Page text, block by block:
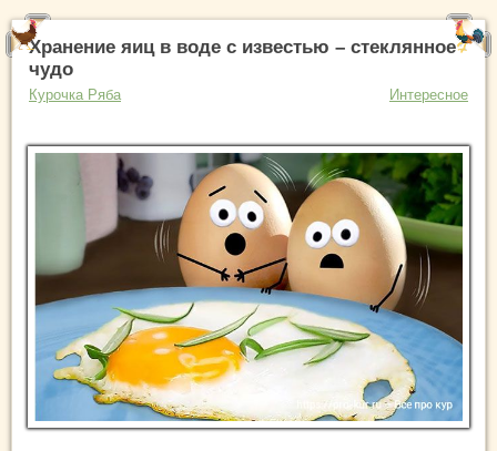
Хранение яиц в воде с известью – стеклянное
чудо
Курочка Ряба Интересное